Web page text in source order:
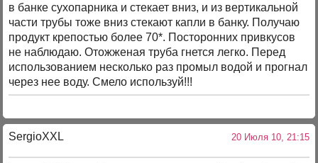
в банке сухопарника и стекает вниз, и из вертикальной
части трубы тоже вниз стекают капли в банку. Получаю
продукт крепостью более 70*. Посторонних привкусов
не наблюдаю. Отожженая труба гнется легко. Перед
использованием несколько раз промыл водой и прогнал
через нее воду. Смело используй!!!
SergioXXL 20 Июля 10, 21:15